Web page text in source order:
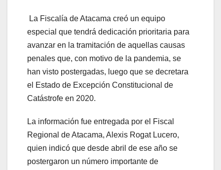
La Fiscalía de Atacama creó un equipo
especial que tendrá dedicación prioritaria para
avanzar en la tramitación de aquellas causas
penales que, con motivo de la pandemia, se
han visto postergadas, luego que se decretara
el Estado de Excepción Constitucional de
Catástrofe en 2020.
La información fue entregada por el Fiscal
Regional de Atacama, Alexis Rogat Lucero,
quien indicó que desde abril de ese año se
postergaron un número importante de